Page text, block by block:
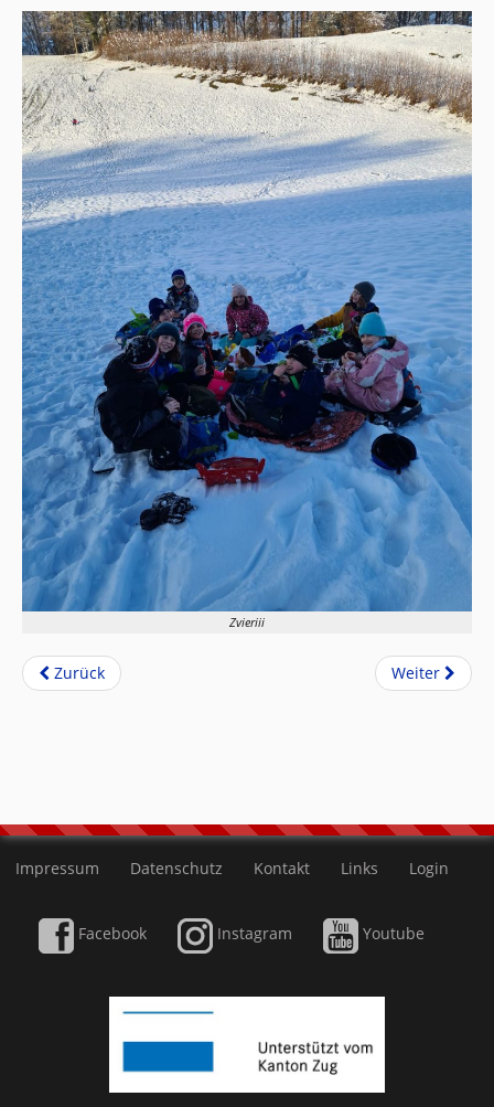
Zvieriii
Zurück Weiter
Impressum Datenschutz Kontakt Links Login
Facebook Instagram Youtube